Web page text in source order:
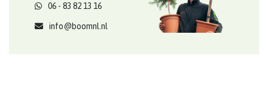
06 - 83 82 13 16
info@boomnl.nl